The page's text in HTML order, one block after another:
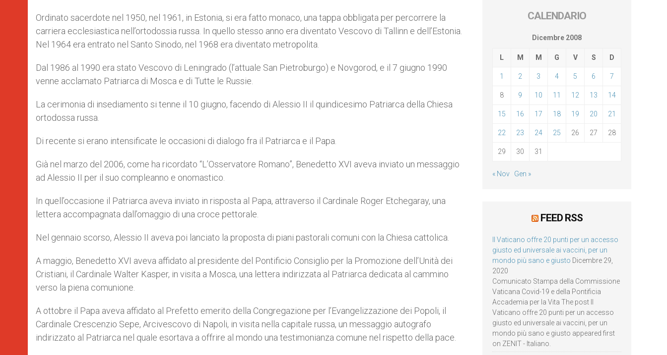
Ordinato sacerdote nel 1950, nel 1961, in Estonia, si era fatto monaco, una tappa obbligata per percorrere la
carriera ecclesiastica nell’ortodossia russa. In quello stesso anno era diventato Vescovo di Tallinn e dell’Estonia.
Nel 1964 era entrato nel Santo Sinodo, nel 1968 era diventato metropolita.
Dal 1986 al 1990 era stato Vescovo di Leningrado (l’attuale San Pietroburgo) e Novgorod, e il 7 giugno 1990
venne acclamato Patriarca di Mosca e di Tutte le Russie.
La cerimonia di insediamento si tenne il 10 giugno, facendo di Alessio II il quindicesimo Patriarca della Chiesa
ortodossa russa.
Di recente si erano intensificate le occasioni di dialogo fra il Patriarca e il Papa.
Già nel marzo del 2006, come ha ricordato “L’Osservatore Romano”, Benedetto XVI aveva inviato un messaggio
ad Alessio II per il suo compleanno e onomastico.
In quell’occasione il Patriarca aveva inviato in risposta al Papa, attraverso il Cardinale Roger Etchegaray, una
lettera accompagnata dall’omaggio di una croce pettorale.
Nel gennaio scorso, Alessio II aveva poi lanciato la proposta di piani pastorali comuni con la Chiesa cattolica.
A maggio, Benedetto XVI aveva affidato al presidente del Pontificio Consiglio per la Promozione dell’Unità dei
Cristiani, il Cardinale Walter Kasper, in visita a Mosca, una lettera indirizzata al Patriarca dedicata al cammino
verso la piena comunione.
A ottobre il Papa aveva affidato al Prefetto emerito della Congregazione per l’Evangelizzazione dei Popoli, il
Cardinale Crescenzio Sepe, Arcivescovo di Napoli, in visita nella capitale russa, un messaggio autografo
indirizzato al Patriarca nel quale esortava a offrire al mondo una testimonianza comune nel rispetto della pace.
CALENDARIO
Dicembre 2008
L M M G V S D
1 2 3 4 5 6 7
8 9 10 11 12 13 14
15 16 17 18 19 20 21
22 23 24 25 26 27 28
29 30 31
« Nov Gen »
FEED RSS
Il Vaticano offre 20 punti per un accesso
giusto ed universale ai vaccini, per un
mondo più sano e giusto Dicembre 29,
2020
Comunicato Stampa della Commissione
Vaticana Covid-19 e della Pontificia
Accademia per la Vita The post Il
Vaticano offre 20 punti per un accesso
giusto ed universale ai vaccini, per un
mondo più sano e giusto appeared first
on ZENIT - Italiano.